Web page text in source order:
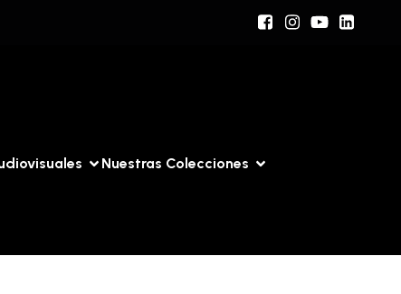
Nuestras Colecciones